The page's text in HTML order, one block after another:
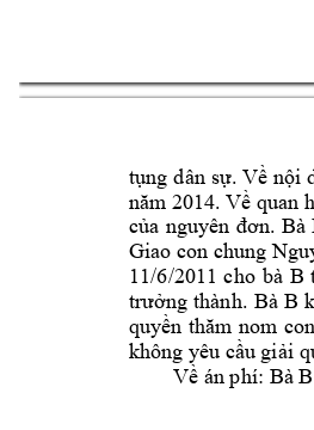
tụng dân sự. Về nội
năm 2014. Về quan
của nguyên đơn. Bà
Giao con chung
11/6/2011 cho bà B
trưởng thành. Bà B
quyền thăm nom con
không yêu cầu giải
Về án phí: Bà